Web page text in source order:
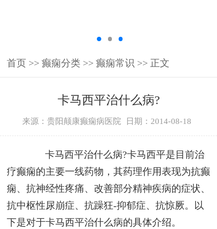
首页 >> 癫痫分类 >> 癫痫常识 >> 正文
卡马西平治什么病?
来源：贵阳颠康癫痫病医院 日期：2014-08-18
卡马西平治什么病?卡马西平是目前治
疗癫痫的主要一线药物，其药理作用表现为抗癫
痫、抗神经性疼痛、改善部分精神疾病的症状、
抗中枢性尿崩症、抗躁狂-抑郁症、抗惊厥。以
下是对于卡马西平治什么病的具体介绍。